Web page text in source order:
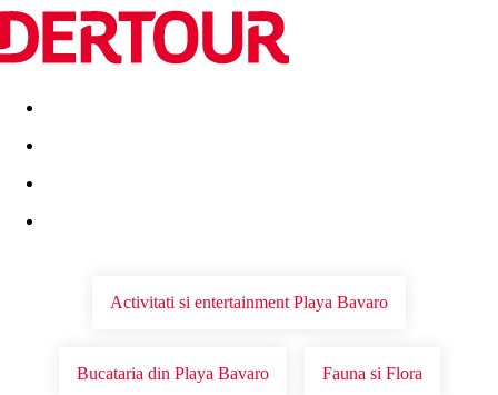
Destinatii Vacanta perfecta OFERTE DE NERATAT
Activitati si entertainment Playa Bavaro
Bucataria din Playa Bavaro Fauna si Flora